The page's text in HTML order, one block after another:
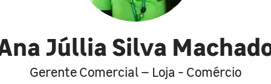
Júllia Silva
Gerente Comercial – Loja - Comércio